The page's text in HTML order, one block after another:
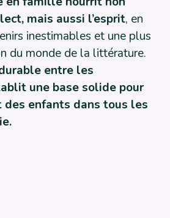
mais aussi l’esprit, en
inestimables et une plus
du monde de la littérature.
entre les
une base solide pour
des enfants dans tous les